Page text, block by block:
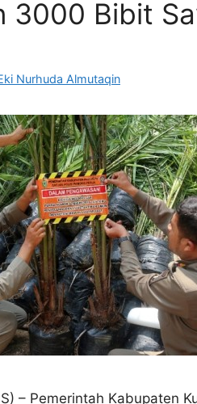
3000 Bibit
Nurhuda Almutaqin
– Pemerintah Kabupaten